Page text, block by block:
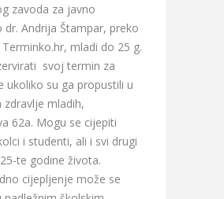
zavoda za javno
dr. Andrija Štampar, preko
mladi do 25 g.
svoj termin za
ukoliko su ga propustili u
zdravlje mladih,
62a. Mogu se cijepiti
i studenti, ali i svi drugi
te godine života.
cijepljenje može se